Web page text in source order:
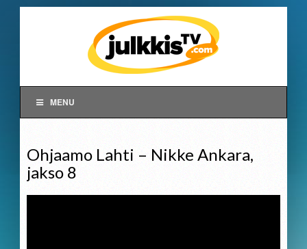
MENU
Ohjaamo Lahti – Nikke Ankara,
jakso 8